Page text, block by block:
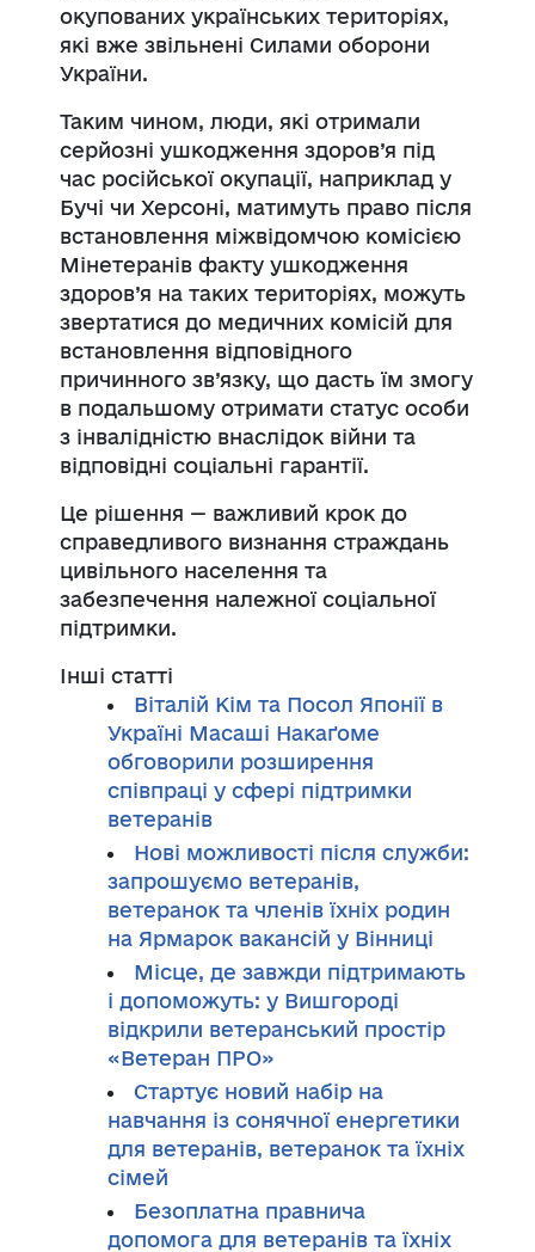
окупованих українських територіях,
які вже звільнені Силами оборони
України.
Таким чином, люди, які отримали
серйозні ушкодження здоров’я під
час російської окупації, наприклад у
Бучі чи Херсоні, матимуть право після
встановлення міжвідомчою комісією
Мінетеранів факту ушкодження
здоров’я на таких територіях, можуть
звертатися до медичних комісій для
встановлення відповідного
причинного зв’язку, що дасть їм змогу
в подальшому отримати статус особи
з інвалідністю внаслідок війни та
відповідні соціальні гарантії.
Це рішення — важливий крок до
справедливого визнання страждань
цивільного населення та
забезпечення належної соціальної
підтримки.
Інші статті
Віталій Кім та Посол Японії в
Україні Масаші Накаґоме
обговорили розширення
співпраці у сфері підтримки
ветеранів
Нові можливості після служби:
запрошуємо ветеранів,
ветеранок та членів їхніх родин
на Ярмарок вакансій у Вінниці
Місце, де завжди підтримають
і допоможуть: у Вишгороді
відкрили ветеранський простір
«Ветеран ПРО»
Стартує новий набір на
навчання із сонячної енергетики
для ветеранів, ветеранок та їхніх
сімей
Безоплатна правнича
допомога для ветеранів та їхніх